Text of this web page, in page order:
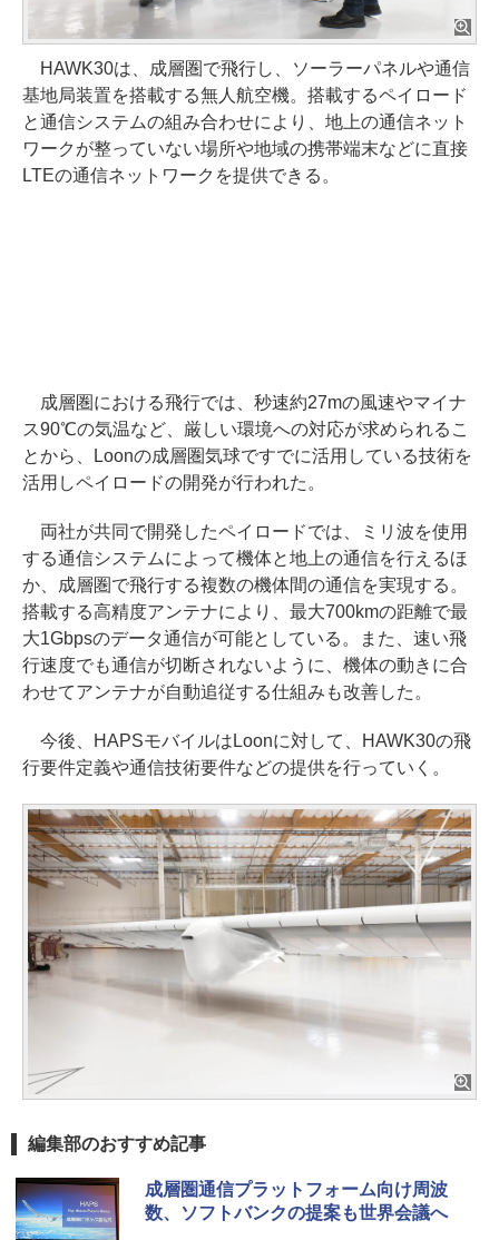
HAWK30は、成層圏で飛行し、ソーラーパネルや通信
基地局装置を搭載する無人航空機。搭載するペイロード
と通信システムの組み合わせにより、地上の通信ネット
ワークが整っていない場所や地域の携帯端末などに直接
LTEの通信ネットワークを提供できる。
成層圏における飛行では、秒速約27mの風速やマイナ
ス90℃の気温など、厳しい環境への対応が求められるこ
とから、Loonの成層圏気球ですでに活用している技術を
活用しペイロードの開発が行われた。
両社が共同で開発したペイロードでは、ミリ波を使用
する通信システムによって機体と地上の通信を行えるほ
か、成層圏で飛行する複数の機体間の通信を実現する。
搭載する高精度アンテナにより、最大700kmの距離で最
大1Gbpsのデータ通信が可能としている。また、速い飛
行速度でも通信が切断されないように、機体の動きに合
わせてアンテナが自動追従する仕組みも改善した。
今後、HAPSモバイルはLoonに対して、HAWK30の飛
行要件定義や通信技術要件などの提供を行っていく。
編集部のおすすめ記事
成層圏通信プラットフォーム向け周波
数、ソフトバンクの提案も世界会議へ